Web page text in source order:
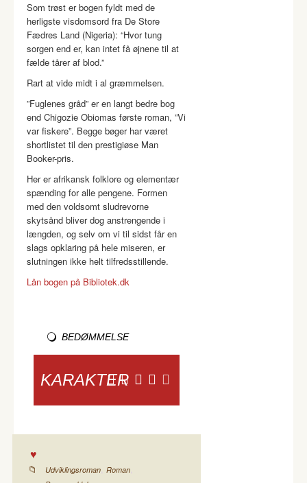
Som trøst er bogen fyldt med de
herligste visdomsord fra De Store
Fædres Land (Nigeria): “Hvor tung
sorgen end er, kan intet få øjnene til at
fælde tårer af blod.”
Rart at vide midt i al græmmelsen.
”Fuglenes gråd” er en langt bedre bog
end Chigozie Obiomas første roman, ”Vi
var fiskere”. Begge bøger har været
shortlistet til den prestigiøse Man
Booker-pris.
Her er afrikansk folklore og elementær
spænding for alle pengene. Formen
med den voldsomt sludrevorne
skytsånd bliver dog anstrengende i
længden, og selv om vi til sidst får en
slags opklaring på hele miseren, er
slutningen ikke helt tilfredsstillende.
Lån bogen på Bibliotek.dk
BEDØMMELSE
KARAKTER
Udviklingsroman Roman